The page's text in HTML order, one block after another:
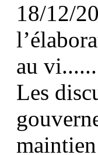
18/12/
au
Les